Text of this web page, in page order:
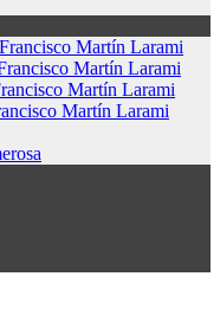
Martín Larami
Martín Larami
Martín Larami
Martín Larami